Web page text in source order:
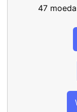
47